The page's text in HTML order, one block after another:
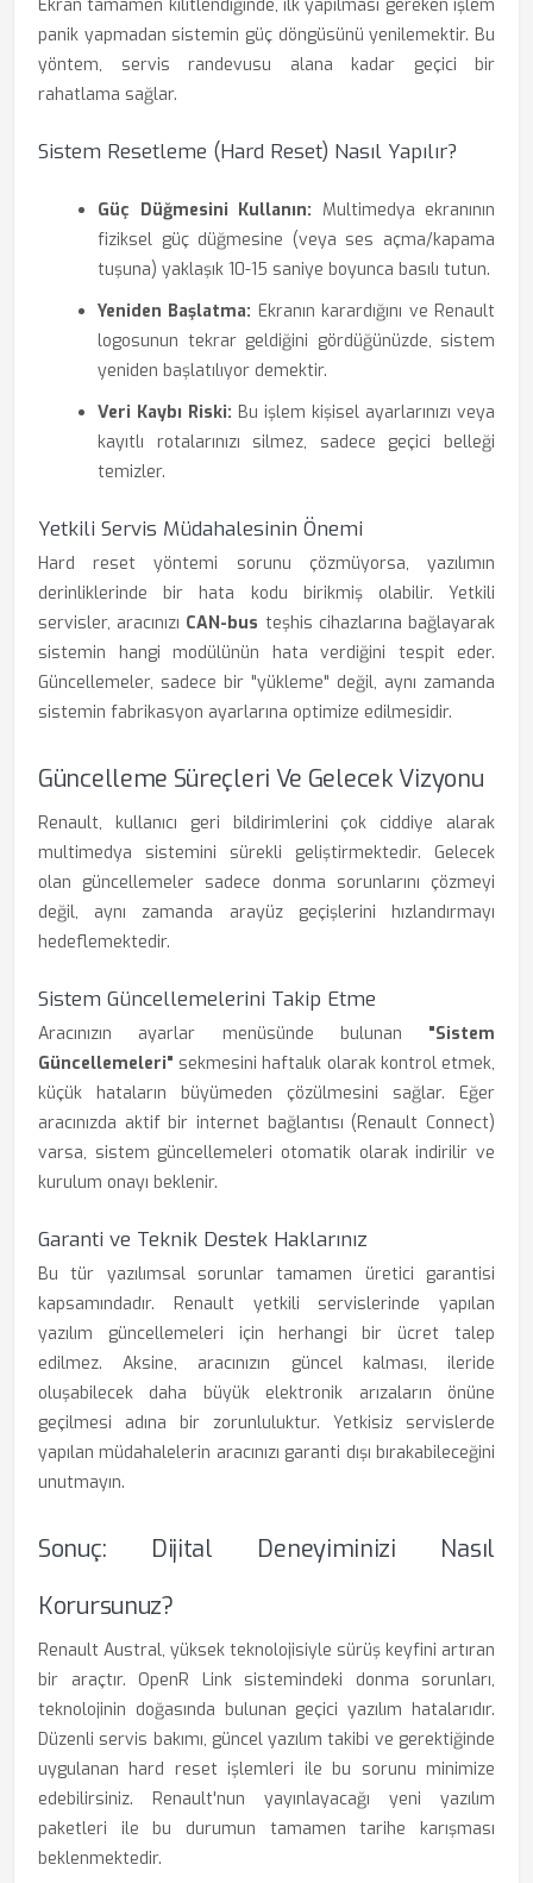
Ekran tamamen kilitlendiğinde, ilk yapılması gereken işlem
panik yapmadan sistemin güç döngüsünü yenilemektir. Bu
yöntem, servis randevusu alana kadar geçici bir
rahatlama sağlar.
Sistem Resetleme (Hard Reset) Nasıl Yapılır?
Güç Düğmesini Kullanın: Multimedya ekranının
fiziksel güç düğmesine (veya ses açma/kapama
tuşuna) yaklaşık 10-15 saniye boyunca basılı tutun.
Yeniden Başlatma: Ekranın karardığını ve Renault
logosunun tekrar geldiğini gördüğünüzde, sistem
yeniden başlatılıyor demektir.
Veri Kaybı Riski: Bu işlem kişisel ayarlarınızı veya
kayıtlı rotalarınızı silmez, sadece geçici belleği
temizler.
Yetkili Servis Müdahalesinin Önemi
Hard reset yöntemi sorunu çözmüyorsa, yazılımın
derinliklerinde bir hata kodu birikmiş olabilir. Yetkili
servisler, aracınızı CAN-bus teşhis cihazlarına bağlayarak
sistemin hangi modülünün hata verdiğini tespit eder.
Güncellemeler, sadece bir "yükleme" değil, aynı zamanda
sistemin fabrikasyon ayarlarına optimize edilmesidir.
Güncelleme Süreçleri Ve Gelecek Vizyonu
Renault, kullanıcı geri bildirimlerini çok ciddiye alarak
multimedya sistemini sürekli geliştirmektedir. Gelecek
olan güncellemeler sadece donma sorunlarını çözmeyi
değil, aynı zamanda arayüz geçişlerini hızlandırmayı
hedeflemektedir.
Sistem Güncellemelerini Takip Etme
Aracınızın ayarlar menüsünde bulunan "Sistem
Güncellemeleri" sekmesini haftalık olarak kontrol etmek,
küçük hataların büyümeden çözülmesini sağlar. Eğer
aracınızda aktif bir internet bağlantısı (Renault Connect)
varsa, sistem güncellemeleri otomatik olarak indirilir ve
kurulum onayı beklenir.
Garanti ve Teknik Destek Haklarınız
Bu tür yazılımsal sorunlar tamamen üretici garantisi
kapsamındadır. Renault yetkili servislerinde yapılan
yazılım güncellemeleri için herhangi bir ücret talep
edilmez. Aksine, aracınızın güncel kalması, ileride
oluşabilecek daha büyük elektronik arızaların önüne
geçilmesi adına bir zorunluluktur. Yetkisiz servislerde
yapılan müdahalelerin aracınızı garanti dışı bırakabileceğini
unutmayın.
Sonuç: Dijital Deneyiminizi Nasıl
Korursunuz?
Renault Austral, yüksek teknolojisiyle sürüş keyfini artıran
bir araçtır. OpenR Link sistemindeki donma sorunları,
teknolojinin doğasında bulunan geçici yazılım hatalarıdır.
Düzenli servis bakımı, güncel yazılım takibi ve gerektiğinde
uygulanan hard reset işlemleri ile bu sorunu minimize
edebilirsiniz. Renault'nun yayınlayacağı yeni yazılım
paketleri ile bu durumun tamamen tarihe karışması
beklenmektedir.